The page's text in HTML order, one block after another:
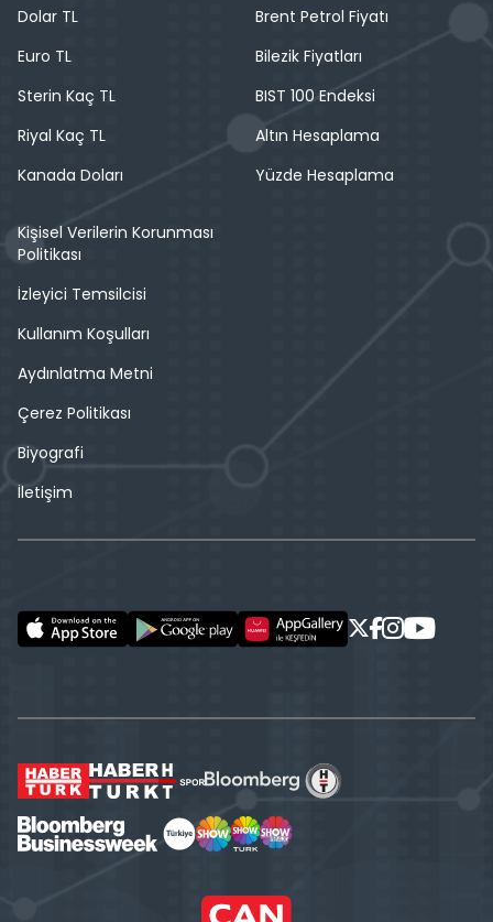
Dolar TL
Euro TL
Sterin Kaç TL
Riyal Kaç TL
Kanada Doları
Brent Petrol Fiyatı
Bilezik Fiyatları
BIST 100 Endeksi
Altın Hesaplama
Yüzde Hesaplama
Kişisel Verilerin Korunması
Politikası
İzleyici Temsilcisi
Kullanım Koşulları
Aydınlatma Metni
Çerez Politikası
Biyografi
İletişim